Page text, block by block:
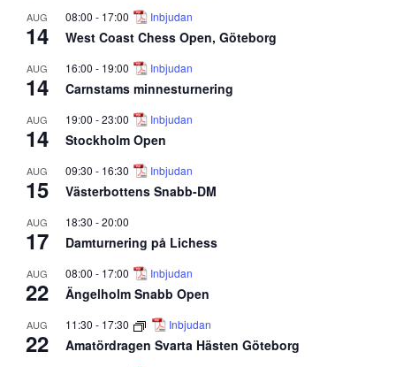
AUG
14
08:00 - 17:00 Inbjudan
West Coast Chess Open, Göteborg
AUG
14
16:00 - 19:00 Inbjudan
Carnstams minnesturnering
AUG
14
19:00 -23:00 Inbjudan
Stockholm Open
AUG
15
09:30 - 16:30 Inbjudan
Västerbottens Snabb-DM
AUG
17
18:30 -20:00
Damturnering på Lichess
AUG
22
08:00 - 17:00 Inbjudan
Ängelholm Snabb Open
AUG
22
11:30 - 17:30 Inbjudan
Amatördragen Svarta Hästen Göteborg